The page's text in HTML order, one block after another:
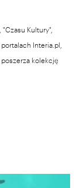
Kultury",
Interia.pl,
kolekcję